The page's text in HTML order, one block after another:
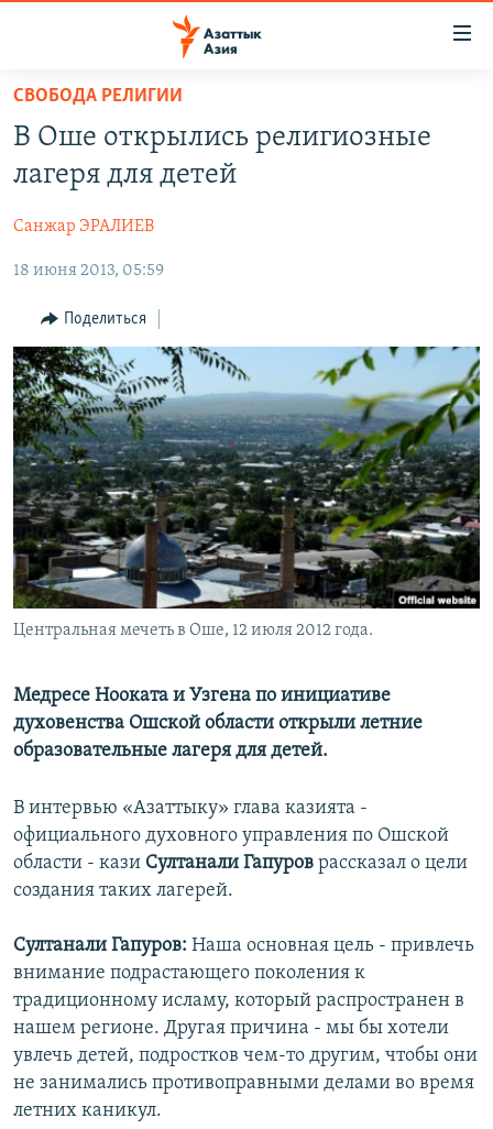
Вернуться
основному
содержанию
Вернутся
навигации
Вернутся
поиску
УЗБЕКИСТАН
ТАДЖИКИСТАН
ВОЙНА В УКРАИНЕ
НА ДРУГИХ ЯЗЫКАХ
ҚАЗАҚША
КЫРГЫЗЧА
ЎЗБЕКЧА
ТОҶИКӢ
TÜRKMENÇE
Все сайты РСЕ/РС
СВОБОДА РЕЛИГИИ
В Оше открылись религиозные
лагеря для детей
Санжар ЭРАЛИЕВ
18 июня 2013, 05:59
Поделиться
Центральная мечеть в Оше, 12 июля 2012 года.
Медресе Нооката и Узгена по инициативе
духовенства Ошской области открыли летние
образовательные лагеря для детей.
В интервью «Азаттыку» глава казията -
официального духовного управления по Ошской
области - кази Султанали Гапуров рассказал о цели
создания таких лагерей.
Султанали Гапуров: Наша основная цель - привлечь
внимание подрастающего поколения к
традиционному исламу, который распространен в
нашем регионе. Другая причина - мы бы хотели
увлечь детей, подростков чем-то другим, чтобы они
не занимались противоправными делами во время
летних каникул.